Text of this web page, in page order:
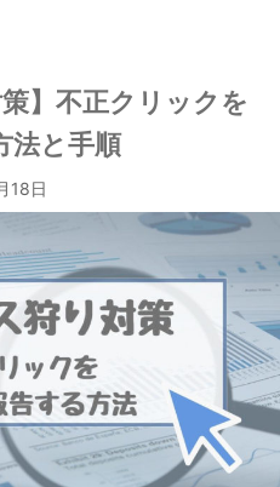
】不正クリックを
法と手順
18日